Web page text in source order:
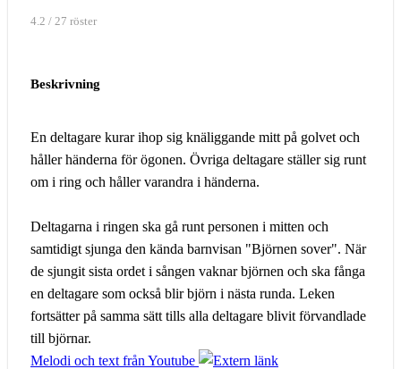
4.2 / 27 röster
Beskrivning
En deltagare kurar ihop sig knäliggande mitt på golvet och
håller händerna för ögonen. Övriga deltagare ställer sig runt
om i ring och håller varandra i händerna.
Deltagarna i ringen ska gå runt personen i mitten och
samtidigt sjunga den kända barnvisan "Björnen sover". När
de sjungit sista ordet i sången vaknar björnen och ska fånga
en deltagare som också blir björn i nästa runda. Leken
fortsätter på samma sätt tills alla deltagare blivit förvandlade
till björnar.
Melodi och text från Youtube